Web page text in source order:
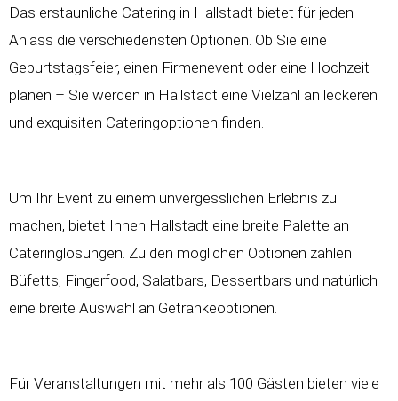
Das erstaunliche Catering in Hallstadt bietet für jeden
Anlass die verschiedensten Optionen. Ob Sie eine
Geburtstagsfeier, einen Firmenevent oder eine Hochzeit
planen – Sie werden in Hallstadt eine Vielzahl an leckeren
und exquisiten Cateringoptionen finden.
Um Ihr Event zu einem unvergesslichen Erlebnis zu
machen, bietet Ihnen Hallstadt eine breite Palette an
Cateringlösungen. Zu den möglichen Optionen zählen
Büfetts, Fingerfood, Salatbars, Dessertbars und natürlich
eine breite Auswahl an Getränkeoptionen.
Für Veranstaltungen mit mehr als 100 Gästen bieten viele